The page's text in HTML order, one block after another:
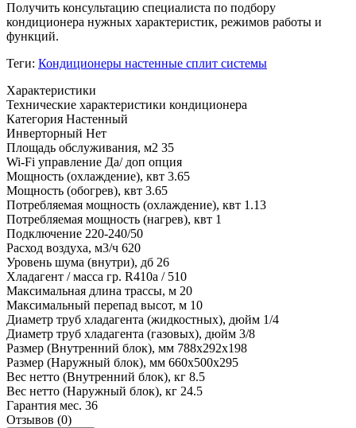
Получить консультацию специалиста по подбору
кондиционера нужных характеристик, режимов работы и
функций.
Теги: Кондиционеры настенные сплит системы
Характеристики
Технические характеристики кондиционера
Категория Настенный
Инверторный Нет
Площадь обслуживания, м2 35
Wi-Fi управление Да/ доп опция
Мощность (охлаждение), квт 3.65
Мощность (обогрев), квт 3.65
Потребляемая мощность (охлаждение), квт 1.13
Потребляемая мощность (нагрев), квт 1
Подключение 220-240/50
Расход воздуха, м3/ч 620
Уровень шума (внутри), дб 26
Хладагент / масса гр. R410a / 510
Максимальная длина трассы, м 20
Максимальный перепад высот, м 10
Диаметр труб хладагента (жидкостных), дюйм 1/4
Диаметр труб хладагента (газовых), дюйм 3/8
Размер (Внутренний блок), мм 788x292x198
Размер (Наружный блок), мм 660x500x295
Вес нетто (Внутренний блок), кг 8.5
Вес нетто (Наружный блок), кг 24.5
Гарантия мес. 36
Отзывов (0)